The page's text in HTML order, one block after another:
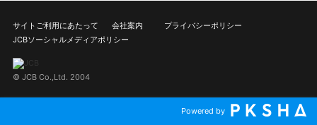
サイトご利用にあたって 会社案内
プライバシーポリシー
JCBソーシャルメディアポリシー
© JCB Co.,Ltd. 2004
Powered by